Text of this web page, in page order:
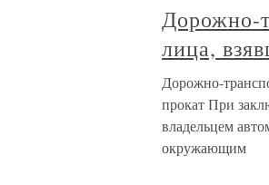
Дорожно-
лица,
Дорожно-
прокат При
владельцем
окружающим